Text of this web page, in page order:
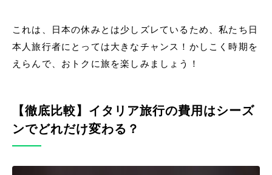
これは、日本の休みとは少しズレているため、私たち日
本人旅行者にとっては大きなチャンス！かしこく時期を
えらんで、おトクに旅を楽しみましょう！
【徹底比較】イタリア旅行の費用はシーズ
ンでどれだけ変わる？